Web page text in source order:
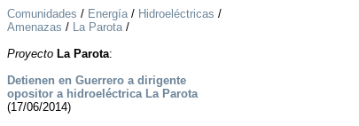
Comunidades / Energía/ Hidroeléctricas /
Amenazas / La Parota/
Proyecto La Parota:
Detienen en Guerrero a dirigente
opositor a hidroeléctrica La Parota
(17/06/2014)